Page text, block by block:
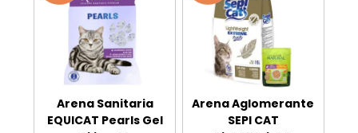
Arena Sanitaria
EQUICAT Pearls Gel
Arena Aglomerante
SEPI CAT